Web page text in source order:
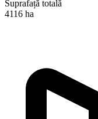
Suprafață totală
4116 ha